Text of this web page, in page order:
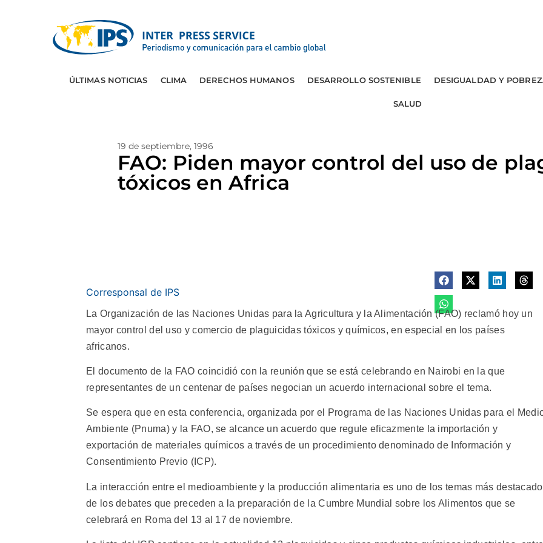
ÚLTIMAS NOTICIAS CLIMA DERECHOS HUMANOS DESARROLLO SOSTENIBLE DESIGUALDAD Y
SALUD
19 de septiembre, 1996
FAO: Piden mayor control del uso de
tóxicos en Africa
Corresponsal de IPS
La Organización de las Naciones Unidas para la Agricultura y la Alimentación (FAO) reclamó hoy un
mayor control del uso y comercio de plaguicidas tóxicos y químicos, en especial en los países
africanos.
El documento de la FAO coincidió con la reunión que se está celebrando en Nairobi en la que
representantes de un centenar de países negocian un acuerdo internacional sobre el tema.
Se espera que en esta conferencia, organizada por el Programa de las Naciones Unidas para el
Ambiente (Pnuma) y la FAO, se alcance un acuerdo que regule eficazmente la importación y
exportación de materiales químicos a través de un procedimiento denominado de Información y
Consentimiento Previo (ICP).
La interacción entre el medioambiente y la producción alimentaria es uno de los temas más
de los debates que preceden a la preparación de la Cumbre Mundial sobre los Alimentos que se
celebrará en Roma del 13 al 17 de noviembre.